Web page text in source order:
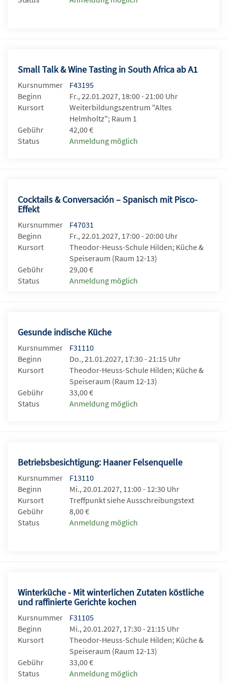
Small Talk & Wine Tasting in South Africa ab A1
Kursnummer
F43195
Beginn
Fr., 22.01.2027, 18:00 - 21:00 Uhr
Kursort
Weiterbildungszentrum "Altes
Helmholtz"; Raum 1
Gebühr
42,00 €
Status
Anmeldung möglich
Cocktails & Conversación – Spanisch mit Pisco-
Effekt
Kursnummer
F47031
Beginn
Fr., 22.01.2027, 17:00 - 20:00 Uhr
Kursort
Theodor-Heuss-Schule Hilden; Küche &
Speiseraum (Raum 12-13)
Gebühr
29,00 €
Status
Anmeldung möglich
Gesunde indische Küche
Kursnummer
F31110
Beginn
Do., 21.01.2027, 17:30 - 21:15 Uhr
Kursort
Theodor-Heuss-Schule Hilden; Küche &
Speiseraum (Raum 12-13)
Gebühr
33,00 €
Status
Anmeldung möglich
Betriebsbesichtigung: Haaner Felsenquelle
Kursnummer
F13110
Beginn
Mi., 20.01.2027, 11:00 - 12:30 Uhr
Kursort
Treffpunkt siehe Ausschreibungstext
Gebühr
8,00 €
Status
Anmeldung möglich
Winterküche - Mit winterlichen Zutaten köstliche
und raffinierte Gerichte kochen
Kursnummer
F31105
Beginn
Mi., 20.01.2027, 17:30 - 21:15 Uhr
Kursort
Theodor-Heuss-Schule Hilden; Küche &
Speiseraum (Raum 12-13)
Gebühr
33,00 €
Status
Anmeldung möglich